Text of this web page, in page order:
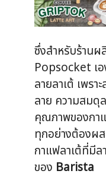
ซึ่งสำหรับร้าน
Popsocket เ
ลายลาเต้ เพร
ลาย ความสมดุ
คุณภาพของกา
ทุกอย่างต้องผ
กาแฟลาเต้ที่มี
ของ Barista